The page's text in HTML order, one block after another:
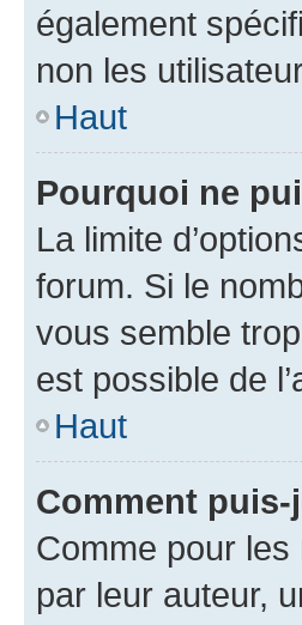
également
non les
Haut
Pourquoi ne
La limite
forum. Si le
vous semble
est possible de
Haut
Comment
Comme pour
par leur auteur,